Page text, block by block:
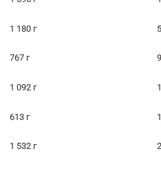
1 180 г
767 г
1 092 г
613 г
1 532 г